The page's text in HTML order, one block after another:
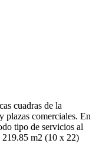
cuadras de la
plazas comerciales. En
tipo de servicios al
219.85 m2 (10 x 22)